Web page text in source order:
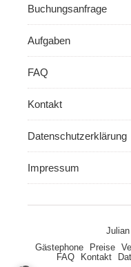
Buchungsanfrage
Aufgaben
FAQ
Kontakt
Datenschutzerklärung
Impressum
Gästephone
Preise
FAQ
Kontakt